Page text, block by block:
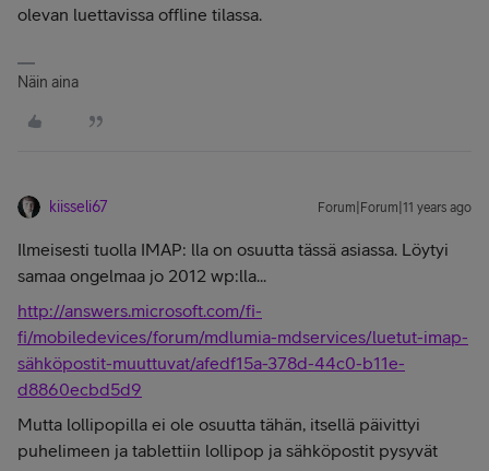
olevan luettavissa offline tilassa.
Näin aina
kiisseli67 Forum|Forum|11 years ago
Ilmeisesti tuolla IMAP: lla on osuutta tässä asiassa. Löytyi
samaa ongelmaa jo 2012 wp:lla...
http://answers.microsoft.com/fi-
fi/mobiledevices/forum/mdlumia-mdservices/luetut-imap-
sähköpostit-muuttuvat/afedf15a-378d-44c0-b11e-
d8860ecbd5d9
Mutta lollipopilla ei ole osuutta tähän, itsellä päivittyi
puhelimeen ja tablettiin lollipop ja sähköpostit pysyvät